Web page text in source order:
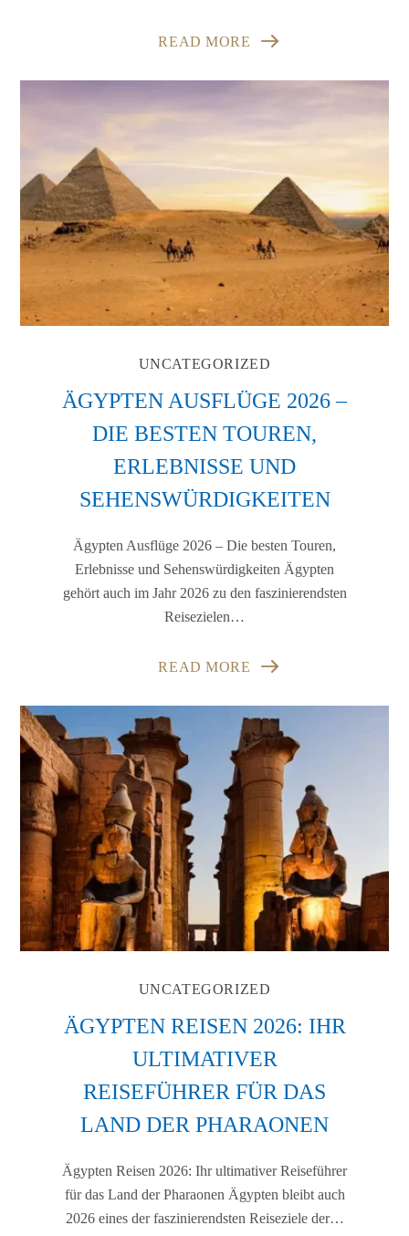
READ MORE
UNCATEGORIZED
ÄGYPTEN AUSFLÜGE 2026 –
DIE BESTEN TOUREN,
ERLEBNISSE UND
SEHENSWÜRDIGKEITEN
Ägypten Ausflüge 2026 – Die besten Touren,
Erlebnisse und Sehenswürdigkeiten Ägypten
gehört auch im Jahr 2026 zu den faszinierendsten
Reisezielen…
READ MORE
UNCATEGORIZED
ÄGYPTEN REISEN 2026: IHR
ULTIMATIVER
REISEFÜHRER FÜR DAS
LAND DER PHARAONEN
Ägypten Reisen 2026: Ihr ultimativer Reiseführer
für das Land der Pharaonen Ägypten bleibt auch
2026 eines der faszinierendsten Reiseziele der…